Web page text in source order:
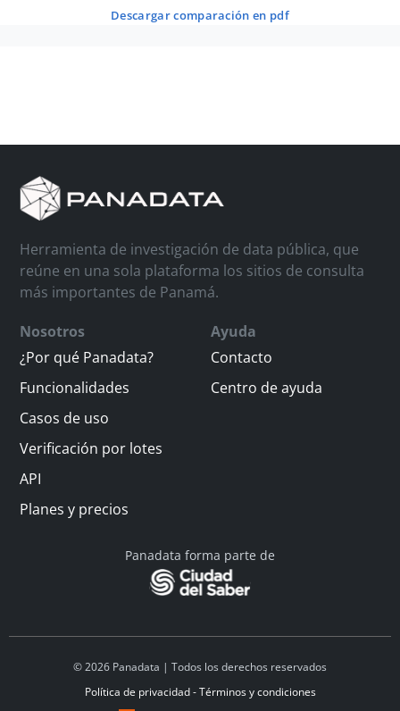
descargar comparación en pdf
Herramienta de investigación de data pública, que
reúne en una sola plataforma los sitios de consulta
más importantes de Panamá.
Nosotros
¿Por qué Panadata?
Funcionalidades
Casos de uso
Verificación por lotes
API
Planes y precios
Ayuda
Contacto
Centro de ayuda
Panadata forma parte de
© 2026 Panadata | Todos los derechos reservados
Política de privacidad - Términos y condiciones